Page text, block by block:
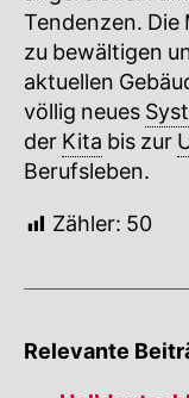
Tendenzen.
zu bewältigen
aktuellen
völlig neues
der Kita bis zur
Berufsleben.
Zähler: 50
Relevante